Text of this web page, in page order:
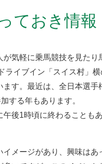
ておき情報
気軽に乗馬競技を見たり
ライブイン「スイス村」
す。最近は、全日本選手
する年もあります。
午後1時頃に終わることも
メージがあり、興味はあ